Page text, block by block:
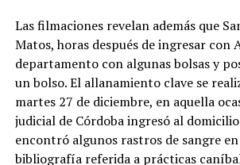
Las filmaciones revelan además que
Matos, horas después de ingresar con
departamento con algunas bolsas y
un bolso. El allanamiento clave se
martes 27 de diciembre, en aquella
judicial de Córdoba ingresó al
encontró algunos rastros de sangre
bibliografía referida a prácticas